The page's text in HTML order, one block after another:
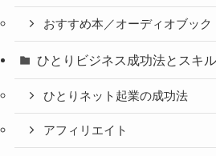
おすすめ本／オーディオブック
ひとりビジネス成功法とスキル
ひとりネット起業の成功法
アフィリエイト